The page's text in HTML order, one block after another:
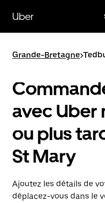
contenu
principal
Uber
Grande-Bretagne>
avec Uber
ou plus
St Mary
Ajoutez les détails de
déplacez-vous dans le